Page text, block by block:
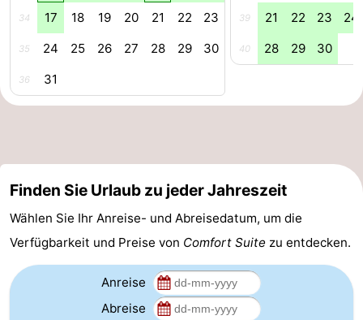
Kontakt
34 17 18 19 20 21 22 23
35 24 25 26 27 28 29 30
36 31
39 21 22 23 24
40 28 29 30
Finden Sie Urlaub zu jeder Jahreszeit
Wählen Sie Ihr Anreise- und Abreisedatum, um die
Verfügbarkeit und Preise von Comfort Suite zu entdecken.
Anreise
Abreise